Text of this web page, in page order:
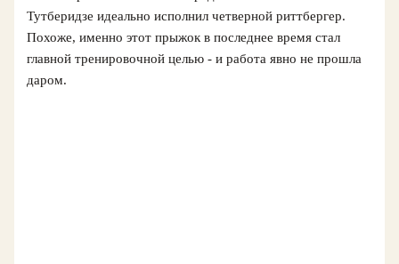
Тутберидзе идеально исполнил четверной риттбергер.
Похоже, именно этот прыжок в последнее время стал
главной тренировочной целью - и работа явно не прошла
даром.